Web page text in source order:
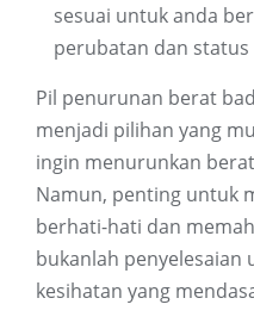
sesuai untuk anda
perubatan dan status
Pil penurunan berat
menjadi pilihan yang
ingin menurunkan
Namun, penting untuk
berhati-hati dan
bukanlah penyelesaian
kesihatan yang